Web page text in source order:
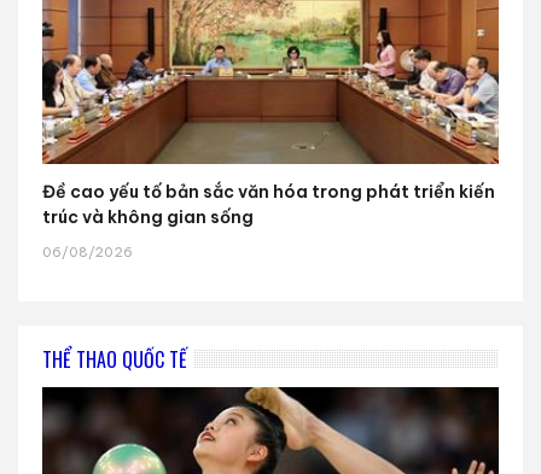
Đề cao yếu tố bản sắc văn hóa trong phát triển kiến
trúc và không gian sống
06/08/2026
THỂ THAO QUỐC TẾ